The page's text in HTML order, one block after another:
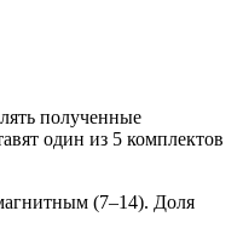
полученные
один из 5 комплектов
(7–14). Доля